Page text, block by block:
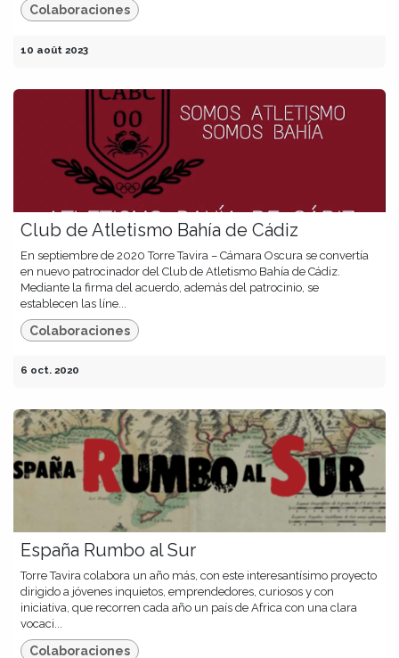
Colaboraciones
10 août 2023
Club de Atletismo Bahía de Cádiz
En septiembre de 2020 Torre Tavira – Cámara Oscura se convertía
en nuevo patrocinador del Club de Atletismo Bahía de Cádiz.
Mediante la firma del acuerdo, además del patrocinio, se
establecen las líne...
Colaboraciones
6 oct. 2020
España Rumbo al Sur
Torre Tavira colabora un año más, con este interesantísimo proyecto
dirigido a jóvenes inquietos, emprendedores, curiosos y con
iniciativa, que recorren cada año un país de Africa con una clara
vocaci...
Colaboraciones